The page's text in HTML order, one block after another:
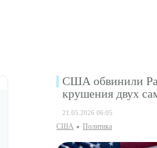
США обвинили
крушения двух
21.05.2026 06:05
США Политика